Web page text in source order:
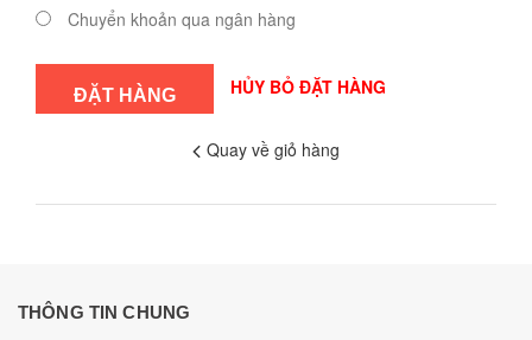
Chuyển khoản qua ngân hàng
HỦY BỎ ĐẶT HÀNG
Quay về giỏ hàng
THÔNG TIN CHUNG